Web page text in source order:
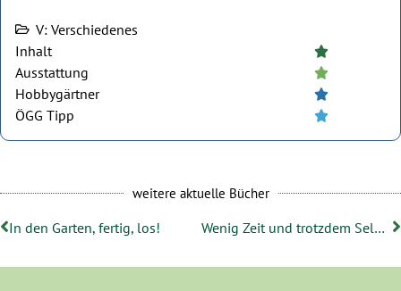
V: Verschiedenes
Inhalt

Ausstattung 
Hobbygärtner 
ÖGG Tipp 
weitere aktuelle Bücher
In den Garten, fertig, los! Wenig Zeit und trotzdem Selbstversorger